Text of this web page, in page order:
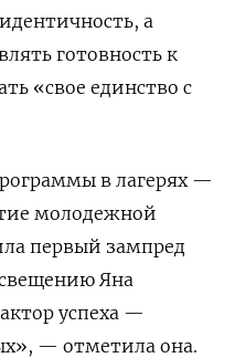
а
готовность к
«свое единство с
в лагерях —
молодежной
первый зампред
Яна
успеха —
— отметила она.